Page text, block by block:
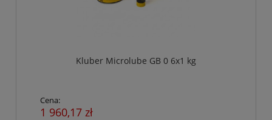
Kluber Microlube GB 0 6x1 kg
Cena:
1 960,17 zł